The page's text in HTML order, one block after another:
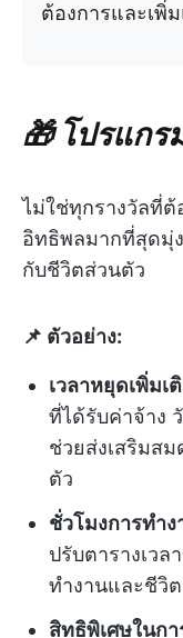
ต้องการและเพิ่
🎁 โปรแกร
ไม่ใช่ทุกรางวัลที่ต้
อิทธิพลมากที่สุดมุ่
กับชีวิตส่วนตัว
📌 ตัวอย่าง:
เวลาหยุดเพิ่มเ
ที่ได้รับค่าจ้าง
ช่วยส่งเสริมส
ตัว
ชั่วโมงการทำ
ปรับตารางเวล
ทำงานและชีวิ
สิทธิพิเศษในก